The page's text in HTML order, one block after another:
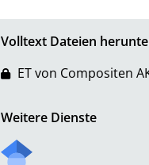
Volltext Dateien
ET von Compositen
Weitere Dienste